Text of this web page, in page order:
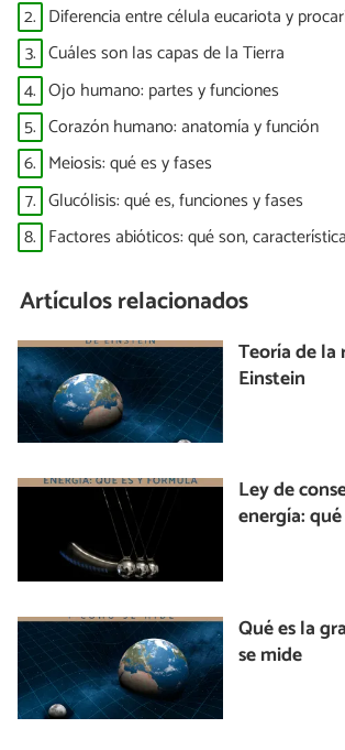
2. Diferencia entre célula eucariota y
3. Cuáles son las capas de la Tierra
4. Ojo humano: partes y funciones
5. Corazón humano: anatomía y función
6. Meiosis: qué es y fases
7. Glucólisis: qué es, funciones y fases
8. Factores abióticos: qué son,
Artículos relacionados
Teoría de
Einstein
Ley de
energía:
Qué es la
se mide